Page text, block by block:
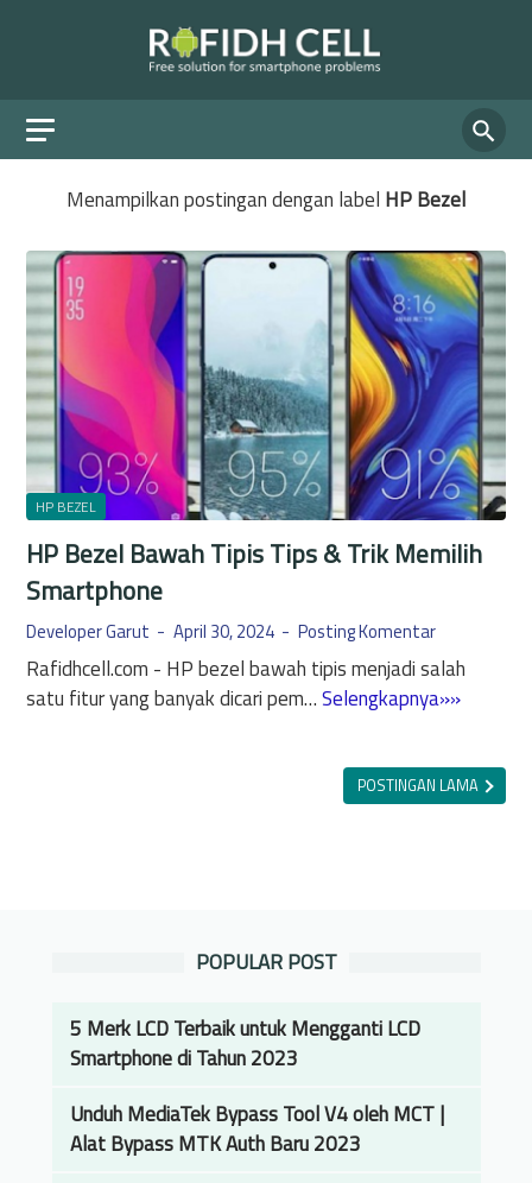
Menampilkan postingan dengan label HP Bezel
HP BEZEL
HP Bezel Bawah Tipis Tips & Trik Memilih
Smartphone
Developer Garut April 30, 2024 Posting Komentar
Rafidhcell.com - HP bezel bawah tipis menjadi salah
satu fitur yang banyak dicari pem…Selengkapnya»»
e
POSTINGAN LAMA
POPULAR POST
5 Merk LCD Terbaik untuk Mengganti LCD
Smartphone di Tahun 2023
Unduh MediaTek Bypass Tool V4 oleh MCT |
Alat Bypass MTK Auth Baru 2023